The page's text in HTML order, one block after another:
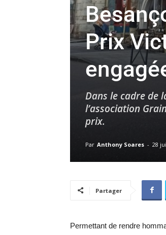
Prix
Dans le cadre de
l’association
prix.
Par Anthony Soares - 28
Partager
Permettant de rendre